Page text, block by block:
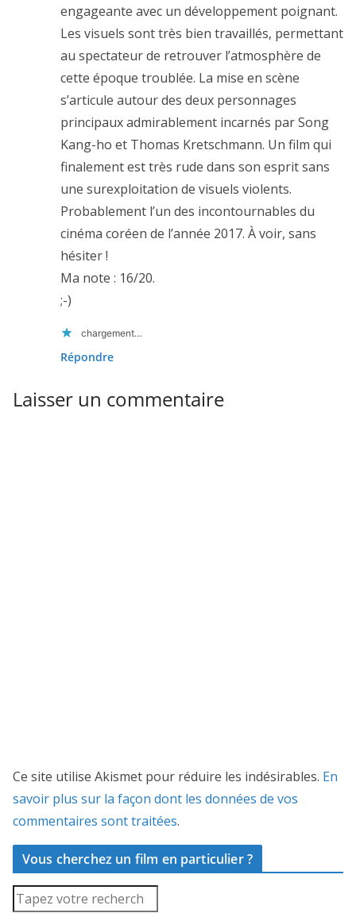
engageante avec un développement poignant.
Les visuels sont très bien travaillés, permettant
au spectateur de retrouver l’atmosphère de
cette époque troublée. La mise en scène
s’articule autour des deux personnages
principaux admirablement incarnés par Song
Kang-ho et Thomas Kretschmann. Un film qui
finalement est très rude dans son esprit sans
une surexploitation de visuels violents.
Probablement l’un des incontournables du
cinéma coréen de l’année 2017. À voir, sans
hésiter !
Ma note : 16/20.
;-)
chargement…
Répondre
Laisser un commentaire
Ce site utilise Akismet pour réduire les indésirables. En
savoir plus sur la façon dont les données de vos
commentaires sont traitées.
Vous cherchez un film en particulier ?